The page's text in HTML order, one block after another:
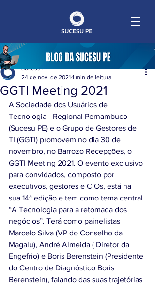
GGTI Meeting 2021
Sucesu PE
24 de nov. de 2021 1 min de leitura
A Sociedade dos Usuários de
Tecnologia - Regional Pernambuco
(Sucesu PE) e o Grupo de Gestores de
TI (GGTI) promovem no dia 30 de
novembro, no Barrozo Recepções, o
GGTI Meeting 2021. O evento exclusivo
para convidados, composto por
executivos, gestores e CIOs, está na
sua 14ª edição e tem como tema central
“A Tecnologia para a retomada dos
negócios”. Terá como painelistas
Marcelo Silva (VP do Conselho da
Magalu), André Almeida ( Diretor da
Engefrio) e Boris Berenstein (Presidente
do Centro de Diagnóstico Boris
Berenstein), falando das suas trajetórias